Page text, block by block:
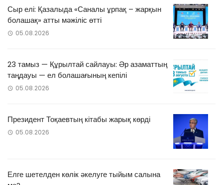
Сыр елі: Қазалыда «Саналы ұрпақ – жарқын
болашақ» атты мәжіліс өтті
05.08.2026
23 тамыз — Құрылтай сайлауы: Әр азаматтың
таңдауы — ел болашағының кепілі
05.08.2026
Президент Тоқаевтың кітабы жарық көрді
05.08.2026
Елге шетелден көлік әкелуге тыйым салына